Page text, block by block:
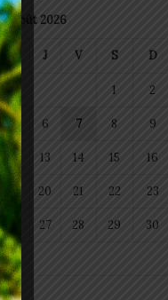
août 2026
M J V S D
1 2
5 6 7 8 9
12 13 14 15 16
20 21 22 23
26 27 28 29 30